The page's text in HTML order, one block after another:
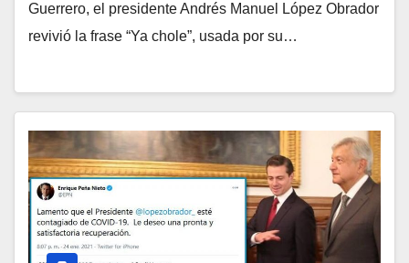
Guerrero, el presidente Andrés Manuel López Obrador
revivió la frase “Ya chole”, usada por su…